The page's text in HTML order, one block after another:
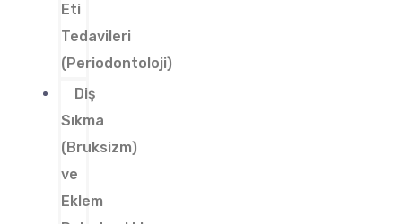
Eti
Tedavileri
(Periodontoloji)
Diş
Sıkma
(Bruksizm)
ve
Eklem